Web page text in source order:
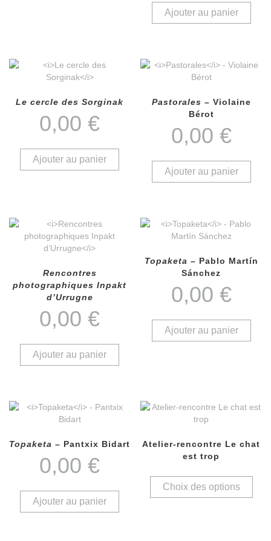
Ajouter au panier
Le cercle des Sorginak
0,00€
Ajouter au panier
Pastorales – Violaine
Bérot
0,00 €
Ajouter au panier
Rencontres
photographiques Inpakt
d’Urrugne
0,00€
Ajouter au panier
Topaketa – Pablo Martín
Sánchez
0,00 €
Ajouter au panier
Topaketa – Pantxix Bidart
0,00€
Ajouter au panier
Atelier-rencontre Le chat
est trop
Choix des options